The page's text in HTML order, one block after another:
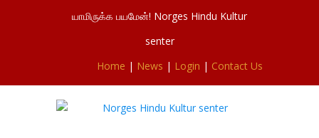
யாமிருக்க பயமேன்! Norges Hindu Kultur
senter
Home | News | Login | Contact Us